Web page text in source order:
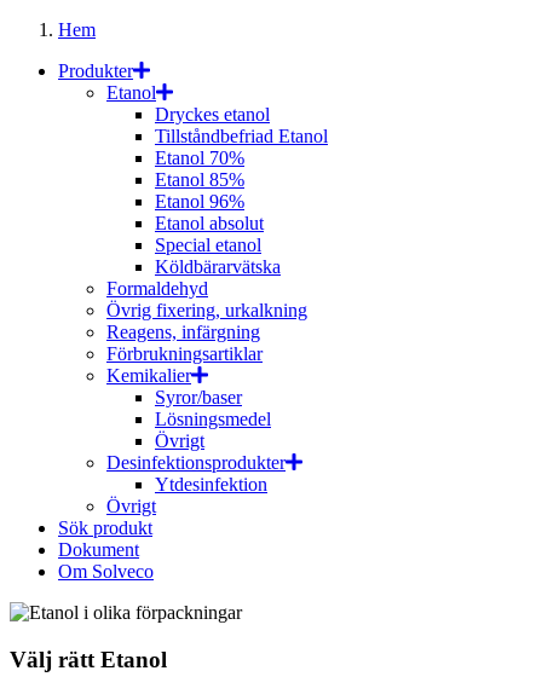
Hem
Produkter
Etanol
Dryckes etanol
Tillståndbefriad Etanol
Etanol 70%
Etanol 85%
Etanol 96%
Etanol absolut
Special etanol
Köldbärarvätska
Formaldehyd
Övrig fixering, urkalkning
Reagens, infärgning
Förbrukningsartiklar
Kemikalier
Syror/baser
Lösningsmedel
Övrigt
Desinfektionsprodukter
Ytdesinfektion
Övrigt
Sök produkt
Dokument
Om Solveco
Välj rätt Etanol